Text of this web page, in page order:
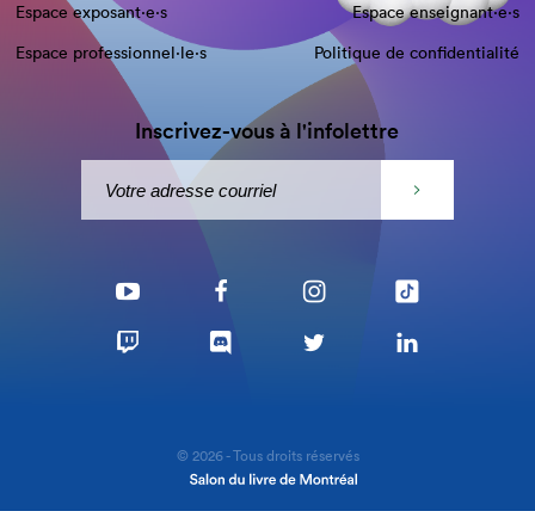
Espace exposant·e⋅s
Espace enseignant·e⋅s
Espace professionnel·le⋅s
Politique de confidentialité
Inscrivez-vous à l'infolettre
© 2026 - Tous droits réservés